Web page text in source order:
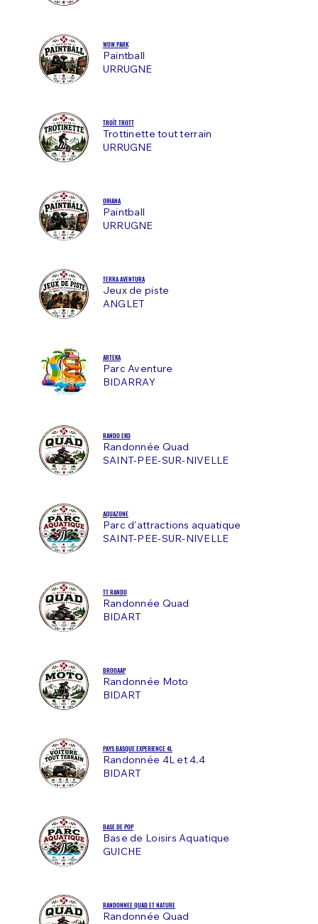
WOW PARK
Paintball
URRUGNE
TROÏT TROTT
Trottinette tout terrain
URRUGNE
OIHANA
Paintball
URRUGNE
TERRA AVENTURA
Jeux de piste
ANGLET
ARTEKA
Parc Aventure
BIDARRAY
RANDO EKO
Randonnée Quad
SAINT-PEE-SUR-NIVELLE
AQUAZONE
Parc d'attractions aquatique
SAINT-PEE-SUR-NIVELLE
TT RANDO
Randonnée Quad
BIDART
BROOAAP
Randonnée Moto
BIDART
PAYS BASQUE EXPERIENCE 4L
Randonnée 4L et 4.4
BIDART
BASE DE POP
Base de Loisirs Aquatique
GUICHE
RANDONNEE QUAD ET NATURE
Randonnée Quad